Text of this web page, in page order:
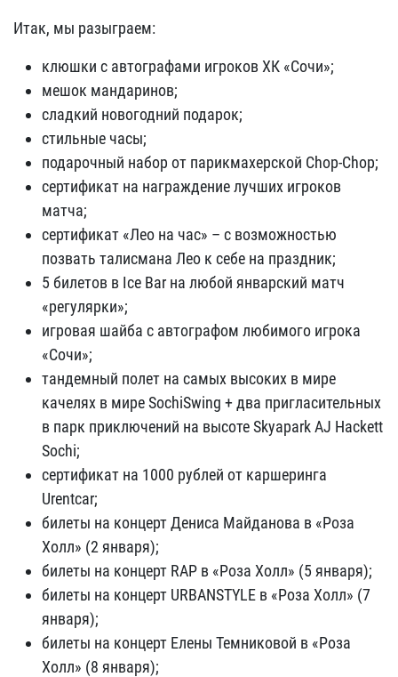
Итак, мы разыграем:
клюшки с автографами игроков ХК «Сочи»;
мешок мандаринов;
сладкий новогодний подарок;
стильные часы;
подарочный набор от парикмахерской Chop-Chop;
сертификат на награждение лучших игроков
матча;
сертификат «Лео на час» – с возможностью
позвать талисмана Лео к себе на праздник;
5 билетов в Ice Bar на любой январский матч
«регулярки»;
игровая шайба с автографом любимого игрока
«Сочи»;
тандемный полет на самых высоких в мире
качелях в мире SochiSwing + два пригласительных
в парк приключений на высоте Skyapark AJ Hackett
Sochi;
сертификат на 1000 рублей от каршеринга
Urentcar;
билеты на концерт Дениса Майданова в «Роза
Холл» (2 января);
билеты на концерт RAP в «Роза Холл» (5 января);
билеты на концерт URBANSTYLE в «Роза Холл» (7
января);
билеты на концерт Елены Темниковой в «Роза
Холл» (8 января);